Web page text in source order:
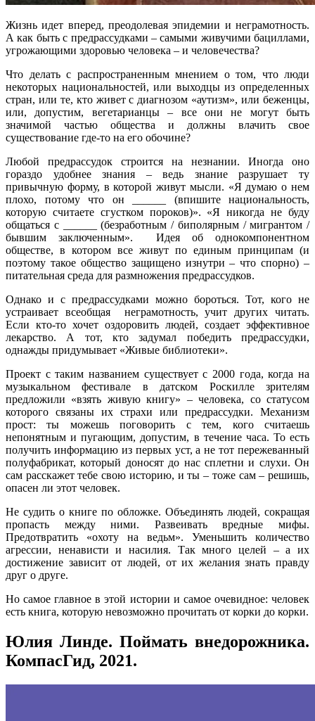
Жизнь идет вперед, преодолевая эпидемии и неграмотность.
А как быть с предрассудками – самыми живучими бациллами,
угрожающими здоровью человека – и человечества?
Что делать с распространенным мнением о том, что люди
некоторых национальностей, или выходцы из определенных
стран, или те, кто живет с диагнозом «аутизм», или беженцы,
или, допустим, вегетарианцы – все они не могут быть
значимой частью общества и должны влачить свое
существование где-то на его обочине?
Любой предрассудок строится на незнании. Иногда оно
гораздо удобнее знания – ведь знание разрушает ту
привычную форму, в которой живут мысли. «Я думаю о нем
плохо, потому что он ______ (впишите национальность,
которую считаете сгустком пороков)». «Я никогда не буду
общаться с ______ (безработным / биполярным / мигрантом /
бывшим заключенным». Идея об однокомпонентном
обществе, в котором все живут по единым принципам (и
поэтому такое общество защищено изнутри – что спорно) –
питательная среда для размножения предрассудков.
Однако и с предрассудками можно бороться. Тот, кого не
устраивает всеобщая неграмотность, учит других читать.
Если кто-то хочет оздоровить людей, создает эффективное
лекарство. А тот, кто задумал победить предрассудки,
однажды придумывает «Живые библиотеки».
Проект с таким названием существует с 2000 года, когда на
музыкальном фестивале в датском Роскилле зрителям
предложили «взять живую книгу» – человека, со статусом
которого связаны их страхи или предрассудки. Механизм
прост: ты можешь поговорить с тем, кого считаешь
непонятным и пугающим, допустим, в течение часа. То есть
получить информацию из первых уст, а не тот пережеванный
полуфабрикат, который доносят до нас сплетни и слухи. Он
сам расскажет тебе свою историю, и ты – тоже сам – решишь,
опасен ли этот человек.
Не судить о книге по обложке. Объединять людей, сокращая
пропасть между ними. Развеивать вредные мифы.
Предотвратить «охоту на ведьм». Уменьшить количество
агрессии, ненависти и насилия. Так много целей – а их
достижение зависит от людей, от их желания знать правду
друг о друге.
Но самое главное в этой истории и самое очевидное: человек
есть книга, которую невозможно прочитать от корки до корки.
Юлия Линде. Поймать внедорожника.
КомпасГид, 2021.